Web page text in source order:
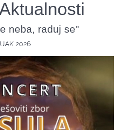
neba, raduj se"
2026